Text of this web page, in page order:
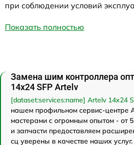
при соблюдении условий
Показать полностью
Замена шим контроллера
14x24 SFP Artelv
[dataset:services:name] Artelv 14x24
нашем профильном сервис-центре
мастерами с огромным опытом - от
и запчасти предоставляем
сц уверены в качестве наших